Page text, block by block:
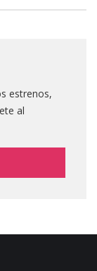
estrenos,
al